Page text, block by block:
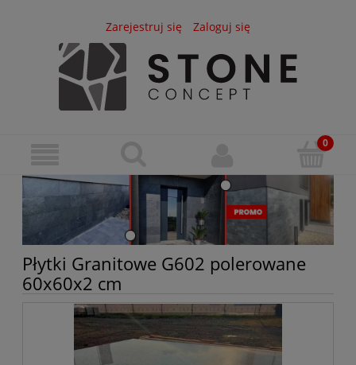
Zarejestruj się Zaloguj się
Płytki Granitowe G602 polerowane
60x60x2 cm